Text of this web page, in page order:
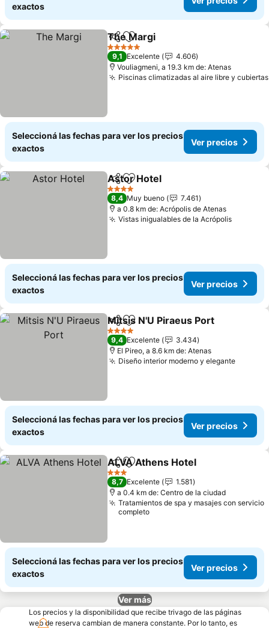
exactos
Compartir
Añadir a favoritos
The Margi
5 Estrellas
9,1 Excelente
4.606
Vouliagmeni, a 19.3 km de: Atenas
Piscinas climatizadas al aire libre y cubiertas
Seleccioná las fechas para ver los precios
exactos
Ver precios
CompartirAñadir a favoritos
Astor Hotel
4 Estrellas
8,4 Muy bueno
7.461
a 0.8 km de: Acrópolis de Atenas
Vistas inigualables de la AcrópolisVer
Seleccioná las fechas para ver los precios
exactos
Ver precios
CompartirAñadir a favoritos
Mitsis N'U Piraeus Port
4 Estrellas
9,4 Excelente
3.434
El Pireo, a 8.6 km de: Atenas
Diseño interior moderno y eleganteVer
Seleccioná las fechas para ver los precios
exactos
Ver precios
CompartirAñadir a favoritos
ALVA Athens Hotel
3 Estrellas
8,7 Excelente
1.581
a 0.4 km de: Centro de la ciudad
Tratamientos de spa y masajes con servicio
completo
Seleccioná las fechas para ver los precios
exactos
Ver precios
Ver más
Los precios y la disponibilidad que recibe trivago de las páginas
web de reserva cambian de manera constante. Por lo tanto, es